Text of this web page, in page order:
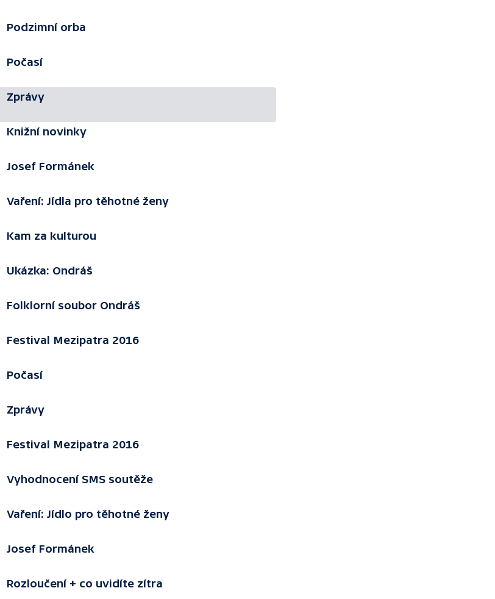
Podzimní orba
Počasí
Zprávy
Knižní novinky
Josef Formánek
Vaření: Jídla pro těhotné ženy
Kam za kulturou
Ukázka: Ondráš
Folklorní soubor Ondráš
Festival Mezipatra 2016
Počasí
Zprávy
Festival Mezipatra 2016
Vyhodnocení SMS soutěže
Vaření: Jídlo pro těhotné ženy
Josef Formánek
Rozloučení + co uvidíte zítra